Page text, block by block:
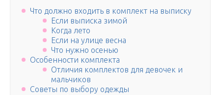
Что должно входить в комплект на выписку
Если выписка зимой
Когда лето
Если на улице весна
Что нужно осенью
Особенности комплекта
Отличия комплектов для девочек и
мальчиков
Советы по выбору одежды